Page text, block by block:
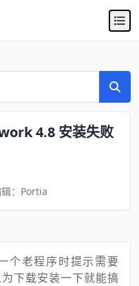
4.8 安装失败
：Portia
个老程序时提示需要
下载安装一下就能搞